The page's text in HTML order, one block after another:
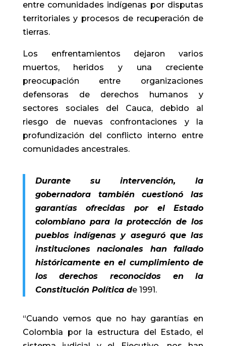
entre comunidades indígenas por disputas
territoriales y procesos de recuperación de
tierras.
Los enfrentamientos dejaron varios
muertos, heridos y una creciente
preocupación entre organizaciones
defensoras de derechos humanos y
sectores sociales del Cauca, debido al
riesgo de nuevas confrontaciones y la
profundización del conflicto interno entre
comunidades ancestrales.
Durante su intervención, la
gobernadora también cuestionó las
garantías ofrecidas por el Estado
colombiano para la protección de los
pueblos indígenas y aseguró que las
instituciones nacionales han fallado
históricamente en el cumplimiento de
los derechos reconocidos en la
Constitución Política de 1991.
“Cuando vemos que no hay garantías en
Colombia por la estructura del Estado, el